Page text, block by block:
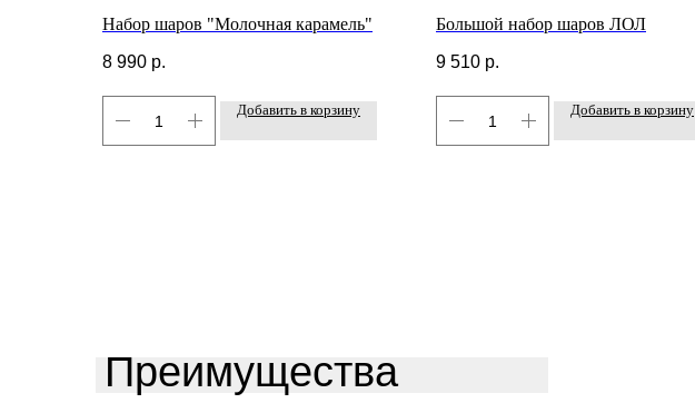
Набор шаров "Молочная карамель"
8 990 р.
Добавить в корзину
Большой набор шаров ЛОЛ
9 510 р.
Добавить в корзину
Преимущества